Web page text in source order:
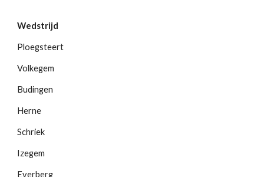
Wedstrijd
Ploegsteert
Volkegem
Budingen
Herne
Schriek
Izegem
Everberg